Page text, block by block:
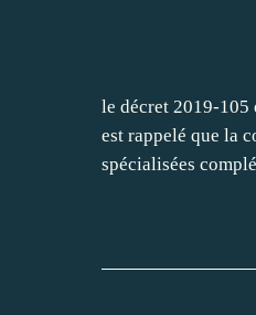
le décret 2019-105
est rappelé que la
spécialisées